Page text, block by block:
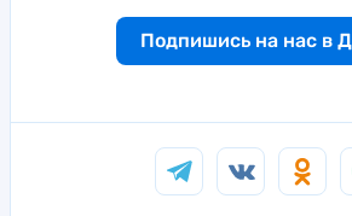
Подпишись на нас в